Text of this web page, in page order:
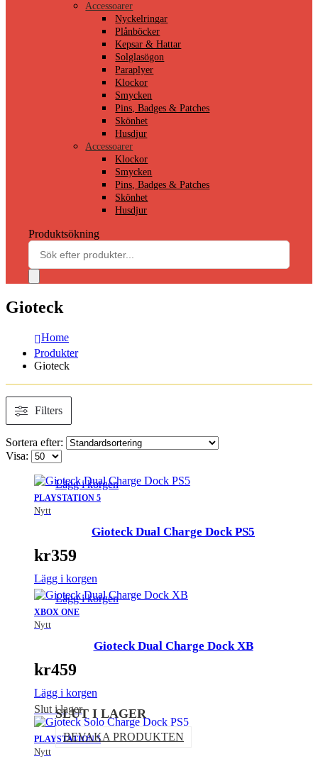
Accessoarer
Nyckelringar
Plånböcker
Kepsar & Hattar
Solglasögon
Paraplyer
Klockor
Smycken
Pins, Badges & Patches
Skönhet
Husdjur
Accessoarer
Klockor
Smycken
Pins, Badges & Patches
Skönhet
Husdjur
Produktsökning
Gioteck
Home
Produkter
Gioteck
Filters
Sortera efter:
Visa:
PLAYSTATION 5
Nytt
Lägg i korgen
Gioteck Dual Charge Dock PS5
kr359
Lägg i korgen
XBOX ONE
Nytt
Lägg i korgen
Gioteck Dual Charge Dock XB
kr459
Lägg i korgen
Slut i lager
PLAYSTATION 5
Nytt
SLUT I LAGER
BEVAKA PRODUKTEN